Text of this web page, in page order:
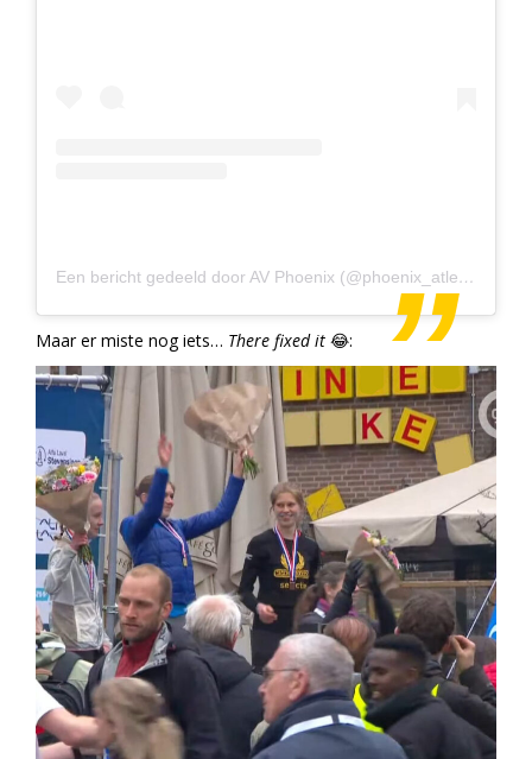
Een bericht gedeeld door AV Phoenix (@phoenix_atletiek)
Maar er miste nog iets… There fixed it 😂: